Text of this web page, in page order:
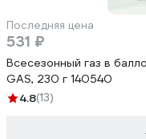
Последняя цена
531 ₽
Всесезонный газ в
GAS, 230 г 140540
4.8(13)